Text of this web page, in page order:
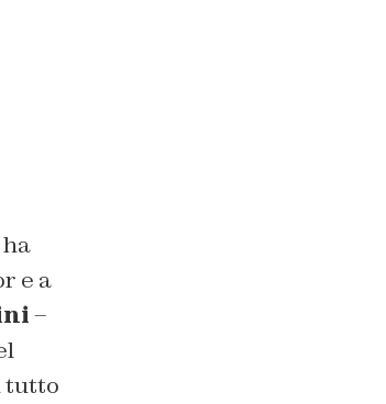
e a
–
tutto